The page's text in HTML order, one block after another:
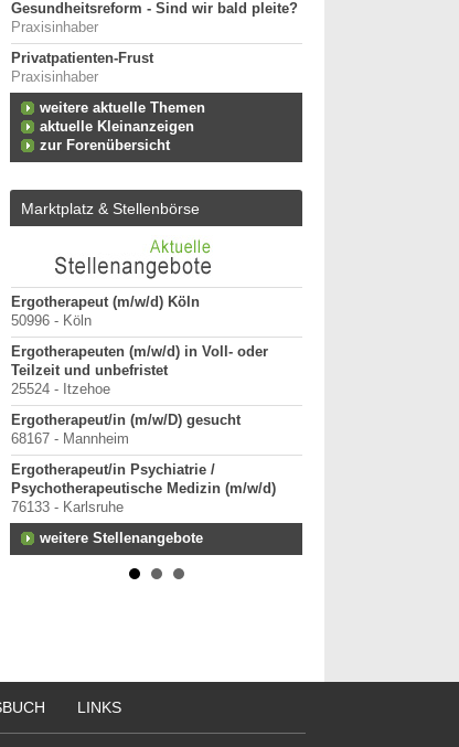
Gesundheitsreform - Sind wir bald pleite?
Praxisinhaber
Privatpatienten-Frust
Praxisinhaber
weitere aktuelle Themen
aktuelle Kleinanzeigen
zur Forenübersicht
Marktplatz & Stellenbörse
Ergotherapeut (m/w/d) Köln
50996 - Köln
Ergotherapeuten (m/w/d) in Voll- oder
Teilzeit und unbefristet
25524 - Itzehoe
Ergotherapeut/in (m/w/D) gesucht
68167 - Mannheim
Ergotherapeut/in Psychiatrie /
Psychotherapeutische Medizin (m/w/d)
76133 - Karlsruhe
weitere Stellenangebote
LINKS